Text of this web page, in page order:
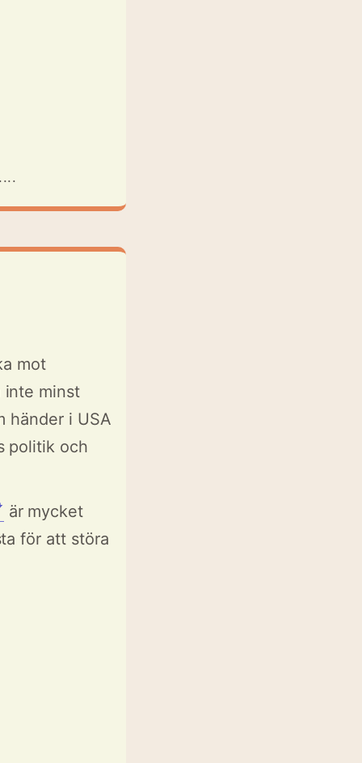
mot
inte minst
händer i USA
politik och
är mycket
för att störa